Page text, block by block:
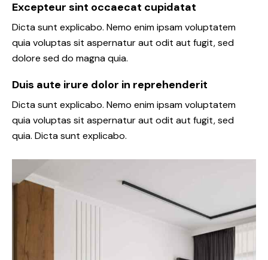
Excepteur sint occaecat cupidatat
Dicta sunt explicabo. Nemo enim ipsam voluptatem
quia voluptas sit aspernatur aut odit aut fugit, sed
dolore sed do magna quia.
Duis aute irure dolor in reprehenderit
Dicta sunt explicabo. Nemo enim ipsam voluptatem
quia voluptas sit aspernatur aut odit aut fugit, sed
quia. Dicta sunt explicabo.